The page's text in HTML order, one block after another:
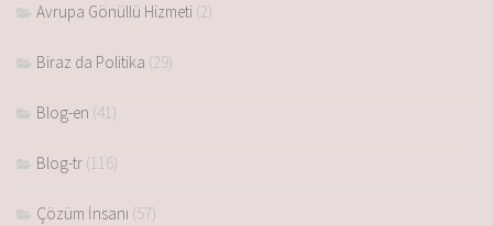
Avrupa Gönüllü Hizmeti (2)
Biraz da Politika (29)
Blog-en (41)
Blog-tr (116)
Çözüm İnsanı (57)